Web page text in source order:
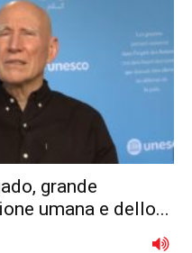
grande
umana e dello...